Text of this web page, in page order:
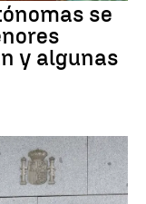
se
y algunas